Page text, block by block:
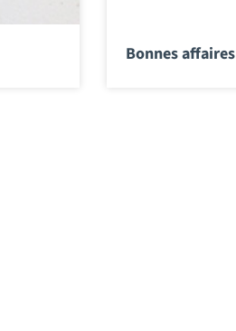
Bonnes affaires